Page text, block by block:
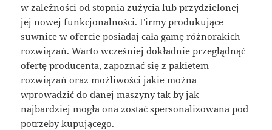
w zależności od stopnia zużycia lub przydzielonej
jej nowej funkcjonalności. Firmy produkujące
suwnice w ofercie posiadaj cała gamę różnorakich
rozwiązań. Warto wcześniej dokładnie przeglądnąć
ofertę producenta, zapoznać się z pakietem
rozwiązań oraz możliwości jakie można
wprowadzić do danej maszyny tak by jak
najbardziej mogła ona zostać spersonalizowana pod
potrzeby kupującego.